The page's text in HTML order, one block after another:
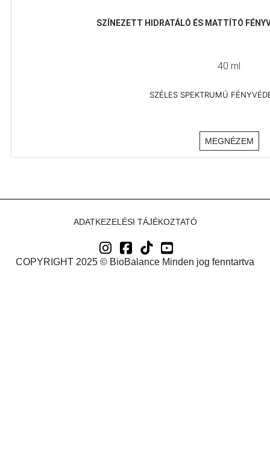
SZÍNEZETT HIDRATÁLÓ ÉS MATTÍTÓ
40 ml
SZÉLES SPEKTRUMÚ
MEGNÉZEM
ADATKEZELÉSI TÁJÉKOZTATÓ
COPYRIGHT 2025 © BioBalance Minden jog fenntartva